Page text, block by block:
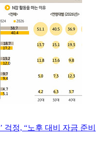
걱정, “노후 대비 자금 준비